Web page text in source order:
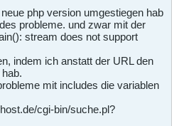
php version umgestiegen hab
probleme. und zwar mit der
stream does not support
indem ich anstatt der URL den
mit includes die variablen
cgi-bin/suche.pl?